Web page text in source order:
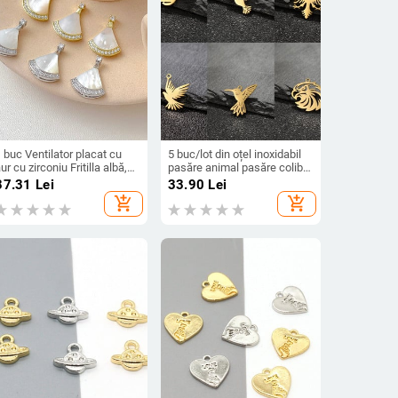
buc Ventilator placat cu
cu zirconiu Fritilla albă,
mic, ventilator
mic, bijuterii lucrate manual,
colier
Lei
add_shopping_cart
5 buc/lot din oțel inoxidabil
pasăre animal pasăre colibri
colier pandantiv noutate
brățară farmece accesorii
bricolaj pentru realizarea de
33.90 Lei
add_shopping_cart